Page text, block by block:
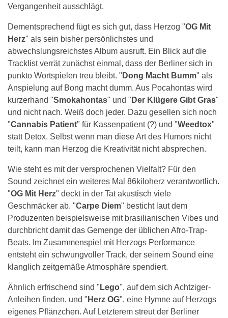
Vergangenheit ausschlägt.
Dementsprechend fügt es sich gut, dass Herzog "OG Mit
Herz" als sein bisher persönlichstes und
abwechslungsreichstes Album ausruft. Ein Blick auf die
Tracklist verrät zunächst einmal, dass der Berliner sich in
punkto Wortspielen treu bleibt. " Dong Macht Bumm" als
Anspielung auf Bong macht dumm. Aus Pocahontas wird
kurzerhand "Smokahontas" und " Der Klügere Gibt Gras"
und nicht nach. Weiß doch jeder. Dazu gesellen sich noch
"Cannabis Patient" für Kassenpatient (?) und "Weedtox"
statt Detox. Selbst wenn man diese Art des Humors nicht
teilt, kann man Herzog die Kreativität nicht absprechen.
Wie steht es mit der versprochenen Vielfalt? Für den
Sound zeichnet ein weiteres Mal 86kiloherz verantwortlich.
"OG Mit Herz" deckt in der Tat akustisch viele
Geschmäcker ab. "Carpe Diem" besticht laut dem
Produzenten beispielsweise mit brasilianischen Vibes und
durchbricht damit das Gemenge der üblichen Afro-Trap-
Beats. Im Zusammenspiel mit Herzogs Performance
entsteht ein schwungvoller Track, der seinem Sound eine
klanglich zeitgemäße Atmosphäre spendiert.
Ähnlich erfrischend sind " Lego", auf dem sich Achtziger-
Anleihen finden, und " Herz OG", eine Hymne auf Herzogs
eigenes Pflänzchen. Auf Letzterem streut der Berliner